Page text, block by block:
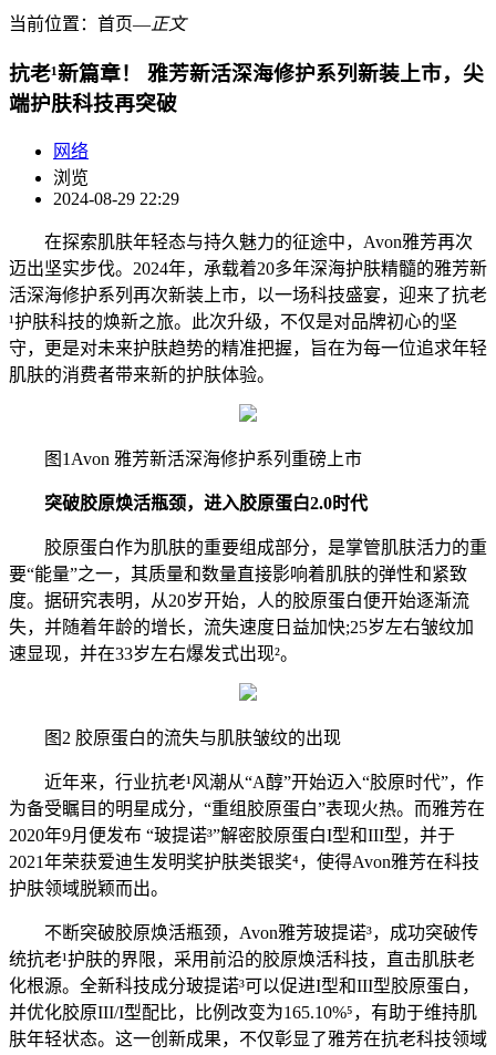
当前位置： 首页―正文
抗老¹新篇章！ 雅芳新活深海修护系列新装上市，尖
端护肤科技再突破
网络
浏览
2024-08-29 22:29
在探索肌肤年轻态与持久魅力的征途中，Avon雅芳再次
迈出坚实步伐。2024年，承载着20多年深海护肤精髓的雅芳新
活深海修护系列再次新装上市，以一场科技盛宴，迎来了抗老
¹护肤科技的焕新之旅。此次升级，不仅是对品牌初心的坚
守，更是对未来护肤趋势的精准把握，旨在为每一位追求年轻
肌肤的消费者带来新的护肤体验。
图1Avon 雅芳新活深海修护系列重磅上市
突破胶原焕活瓶颈，进入胶原蛋白2.0时代
胶原蛋白作为肌肤的重要组成部分，是掌管肌肤活力的重
要“能量”之一，其质量和数量直接影响着肌肤的弹性和紧致
度。据研究表明，从20岁开始，人的胶原蛋白便开始逐渐流
失，并随着年龄的增长，流失速度日益加快;25岁左右皱纹加
速显现，并在33岁左右爆发式出现²。
图2 胶原蛋白的流失与肌肤皱纹的出现
近年来，行业抗老¹风潮从“A醇”开始迈入“胶原时代”，作
为备受瞩目的明星成分，“重组胶原蛋白”表现火热。而雅芳在
2020年9月便发布 “玻提诺³”解密胶原蛋白I型和III型，并于
2021年荣获爱迪生发明奖护肤类银奖⁴，使得Avon雅芳在科技
护肤领域脱颖而出。
不断突破胶原焕活瓶颈，Avon雅芳玻提诺³，成功突破传
统抗老¹护肤的界限，采用前沿的胶原焕活科技，直击肌肤老
化根源。全新科技成分玻提诺³可以促进I型和III型胶原蛋白，
并优化胶原III/I型配比，比例改变为165.10%⁵，有助于维持肌
肤年轻状态。这一创新成果，不仅彰显了雅芳在抗老科技领域